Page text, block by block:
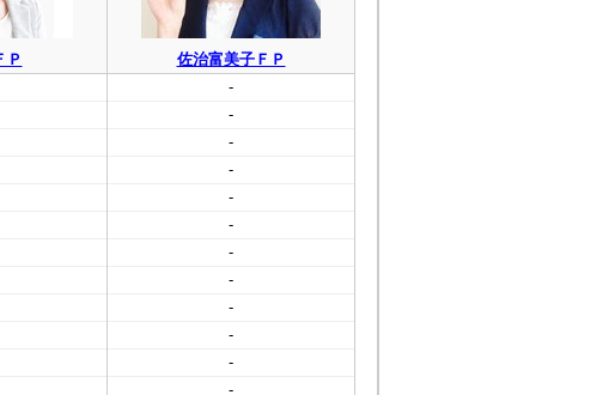
Ｐ
佐治富美子ＦＰ
-
-
-
-
-
-
-
-
-
-
-
-